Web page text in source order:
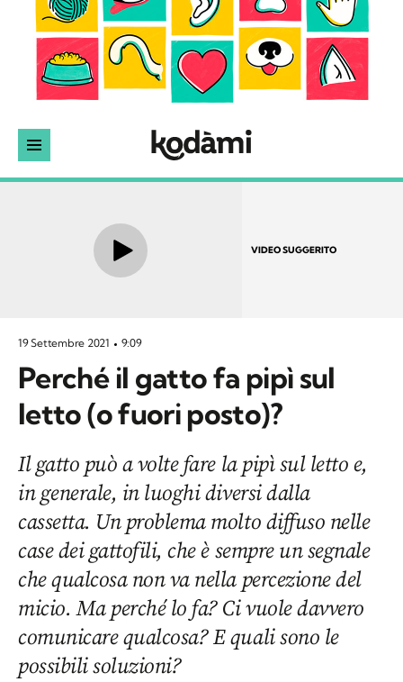
VIDEO SUGGERITO
19 Settembre 2021 9:09
Perché il gatto fa pipì sul
letto (o fuori posto)?
Il gatto può a volte fare la pipì sul letto e,
in generale, in luoghi diversi dalla
cassetta. Un problema molto diffuso nelle
case dei gattofili, che è sempre un segnale
che qualcosa non va nella percezione del
micio. Ma perché lo fa? Ci vuole davvero
comunicare qualcosa? E quali sono le
possibili soluzioni?